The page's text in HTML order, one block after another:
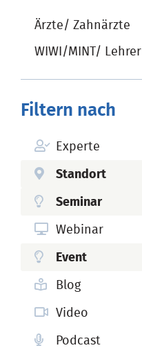
Ärzte/ Zahnärzte
WIWI/MINT/ Lehrer
Filtern nach
Experte
Standort
Seminar
Webinar
Event
Blog
Video
Podcast